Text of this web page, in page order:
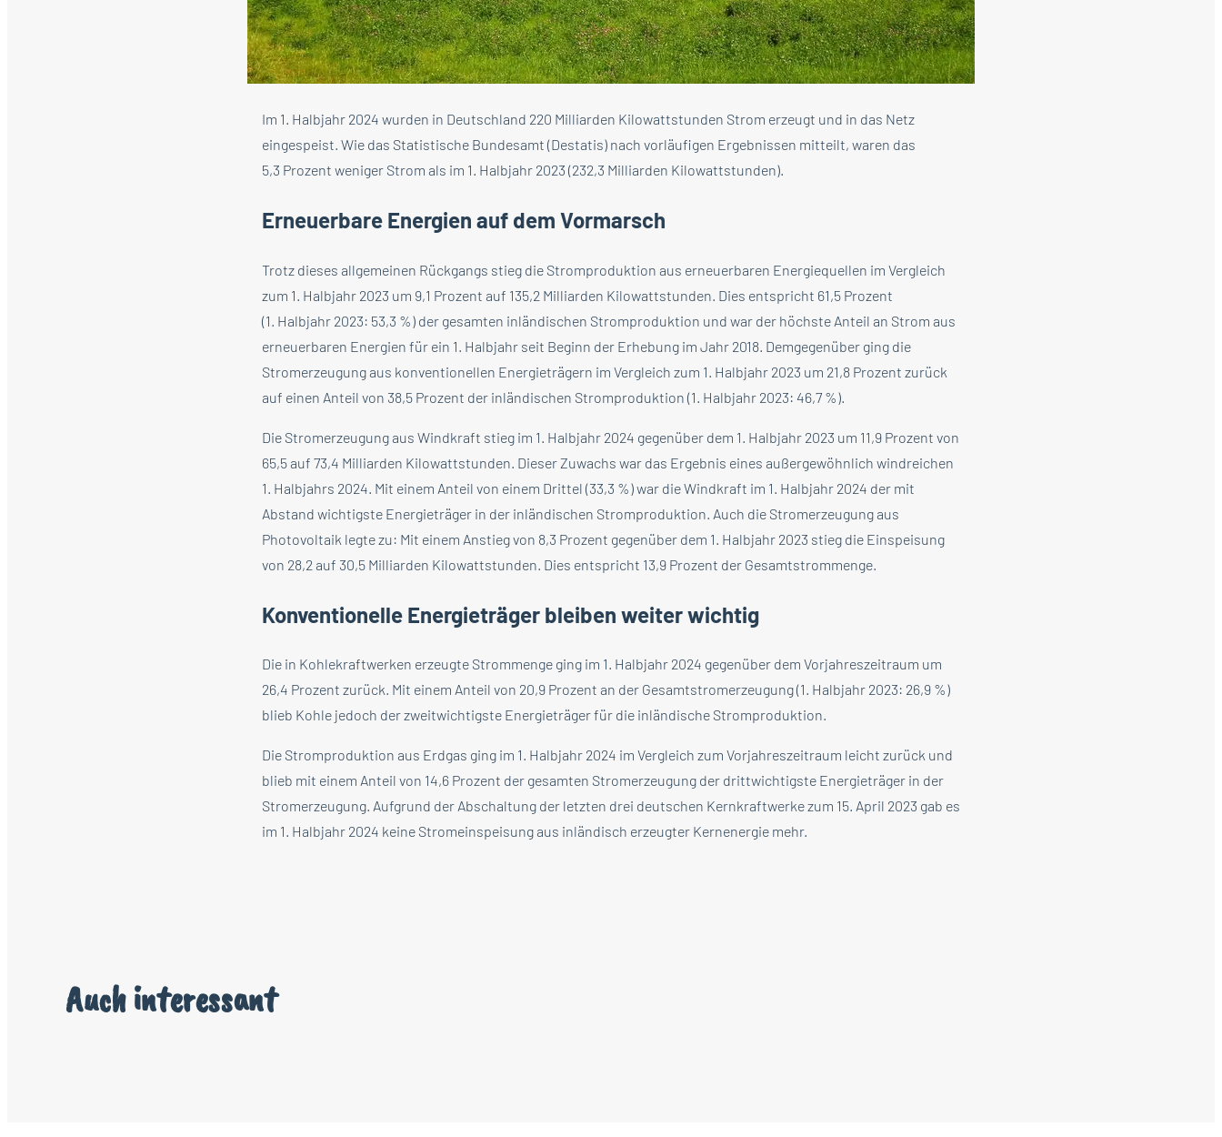
Im 1. Halbjahr 2024 wurden in Deutschland 220 Milliarden Kilowattstunden Strom erzeugt und in das Netz
eingespeist. Wie das Statistische Bundesamt (Destatis) nach vorläufigen Ergebnissen mitteilt, waren das
5,3 Prozent weniger Strom als im 1. Halbjahr 2023 (232,3 Milliarden Kilowattstunden).
Erneuerbare Energien auf dem Vormarsch
Trotz dieses allgemeinen Rückgangs stieg die Stromproduktion aus erneuerbaren Energiequellen im Vergleich
zum 1. Halbjahr 2023 um 9,1 Prozent auf 135,2 Milliarden Kilowattstunden. Dies entspricht 61,5 Prozent
(1. Halbjahr 2023: 53,3 %) der gesamten inländischen Stromproduktion und war der höchste Anteil an Strom aus
erneuerbaren Energien für ein 1. Halbjahr seit Beginn der Erhebung im Jahr 2018. Demgegenüber ging die
Stromerzeugung aus konventionellen Energieträgern im Vergleich zum 1. Halbjahr 2023 um 21,8 Prozent zurück
auf einen Anteil von 38,5 Prozent der inländischen Stromproduktion (1. Halbjahr 2023: 46,7 %).
Die Stromerzeugung aus Windkraft stieg im 1. Halbjahr 2024 gegenüber dem 1. Halbjahr 2023 um 11,9 Prozent von
65,5 auf 73,4 Milliarden Kilowattstunden. Dieser Zuwachs war das Ergebnis eines außergewöhnlich windreichen
1. Halbjahrs 2024. Mit einem Anteil von einem Drittel (33,3 %) war die Windkraft im 1. Halbjahr 2024 der mit
Abstand wichtigste Energieträger in der inländischen Stromproduktion. Auch die Stromerzeugung aus
Photovoltaik legte zu: Mit einem Anstieg von 8,3 Prozent gegenüber dem 1. Halbjahr 2023 stieg die Einspeisung
von 28,2 auf 30,5 Milliarden Kilowattstunden. Dies entspricht 13,9 Prozent der Gesamtstrommenge.
Konventionelle Energieträger bleiben weiter wichtig
Die in Kohlekraftwerken erzeugte Strommenge ging im 1. Halbjahr 2024 gegenüber dem Vorjahreszeitraum um
26,4 Prozent zurück. Mit einem Anteil von 20,9 Prozent an der Gesamtstromerzeugung (1. Halbjahr 2023: 26,9 %)
blieb Kohle jedoch der zweitwichtigste Energieträger für die inländische Stromproduktion.
Die Stromproduktion aus Erdgas ging im 1. Halbjahr 2024 im Vergleich zum Vorjahreszeitraum leicht zurück und
blieb mit einem Anteil von 14,6 Prozent der gesamten Stromerzeugung der drittwichtigste Energieträger in der
Stromerzeugung. Aufgrund der Abschaltung der letzten drei deutschen Kernkraftwerke zum 15. April 2023 gab es
im 1. Halbjahr 2024 keine Stromeinspeisung aus inländisch erzeugter Kernenergie mehr.
Auch interessant